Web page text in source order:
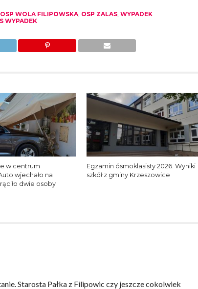
OSP WOLA FILIPOWSKA, OSP ZALAS, WYPADEK
WYPADEK
w centrum
wjechało na
dwie osoby
Egzamin ósmoklasisty 2026. Wyniki
szkół z gminy Krzeszowice
Starosta Pałka z Filipowic czy jeszcze cokolwiek